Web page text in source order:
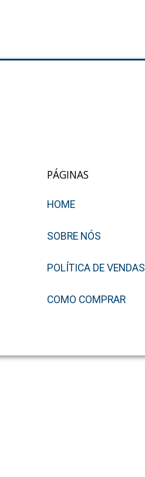
PÁGINAS
HOME
SOBRE NÓS
POLÍTICA DE VENDAS
COMO COMPRAR